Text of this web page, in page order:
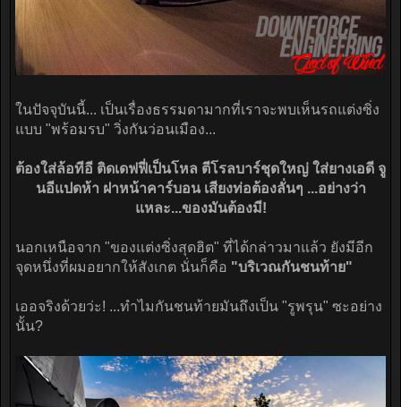
ในปัจจุบันนี้... เป็นเรื่องธรรมดามากที่เราจะพบเห็นรถแต่งซิ่ง
แบบ "พร้อมรบ" วิ่งกันว่อนเมือง...
ต้องใส่ล้อทีอี ติดเดฟฟี่เป็นโหล ตีโรลบาร์ชุดใหญ่ ใส่ยางเอดี จู
นอีแปดห้า ฝาหน้าคาร์บอน เสียงท่อต้องลั่นๆ ...อย่างว่า
แหละ...ของมันต้องมี!
นอกเหนือจาก "ของแต่งซิ่งสุดฮิต" ที่ได้กล่าวมาแล้ว ยังมีอีก
จุดหนึ่งที่ผมอยากให้สังเกต นั่นก็คือ "บริเวณกันชนท้าย"
เออจริงด้วยว่ะ! ...ทำไมกันชนท้ายมันถึงเป็น "รูพรุน" ซะอย่าง
นั้น?